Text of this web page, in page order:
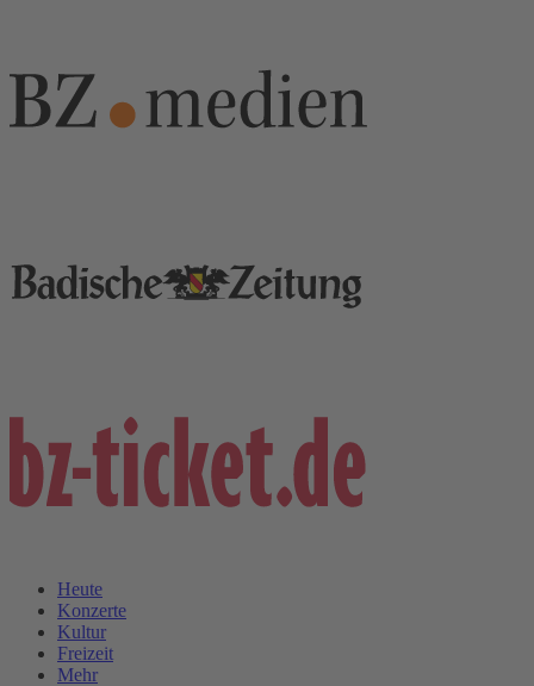
Heute
Konzerte
Kultur
Freizeit
Mehr